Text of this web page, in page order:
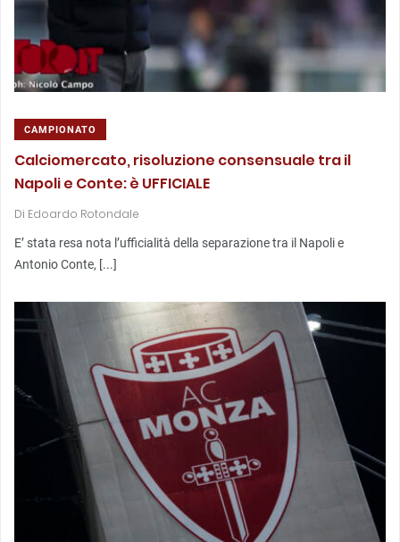
CAMPIONATO
Calciomercato, risoluzione consensuale tra il
Napoli e Conte: è UFFICIALE
Di Edoardo Rotondale
E’ stata resa nota l’ufficialità della separazione tra il Napoli e
Antonio Conte, [...]